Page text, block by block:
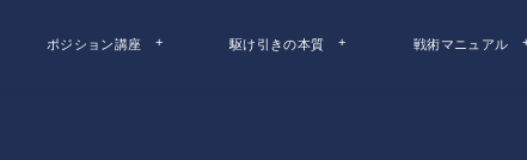
ポジション講座 駆け引きの本質 戦術マニュアル